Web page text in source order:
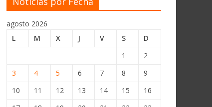
agosto 2026
L
M X J V S
D
1
2
3
4 5 6 7 8
9
10
11 12 13 14 15
16